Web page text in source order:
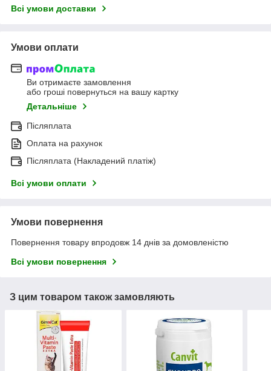
Всі умови доставки
Умови оплати
Ви отримаєте замовлення
або гроші повернуться на вашу картку
Детальніше
Післяплата
Оплата на рахунок
Післяплата (Накладений платіж)
Всі умови оплати
Умови повернення
Повернення товару впродовж 14 днів за домовленістю
Всі умови повернення
З цим товаром також замовляють